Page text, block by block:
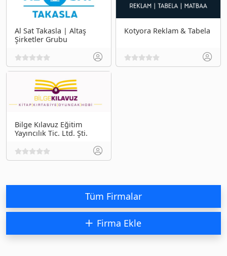
Al Sat Takasla | Altaş
Şirketler Grubu
Kotyora Reklam & Tabela
Bilge Kılavuz Eğitim
Yayıncılık Tic. Ltd. Şti.
Tüm Firmalar
Firma Ekle